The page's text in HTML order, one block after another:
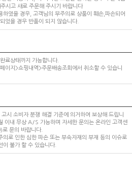
시고 새로 주문해 주시기 바랍니다
하였을 경우, 고객님의 부주의로 상품이 훼손,파손되어
었을 경우 반품이 되지 않습니다.
료상태까지 가능합니다.
이지>쇼핑내역>주문배송조회에서 취소할 수 있습니
시 소비자 분쟁 해결 기준에 의거하여 보상해 드립니
이내 무상 A/S 가능하며 자세한 문의는 온라인 고객센
문의 바랍니다.
의로 인한 심한 파손 또는 부속자재의 부재 등의 이슈로
이 불가 할 수 있습니다.